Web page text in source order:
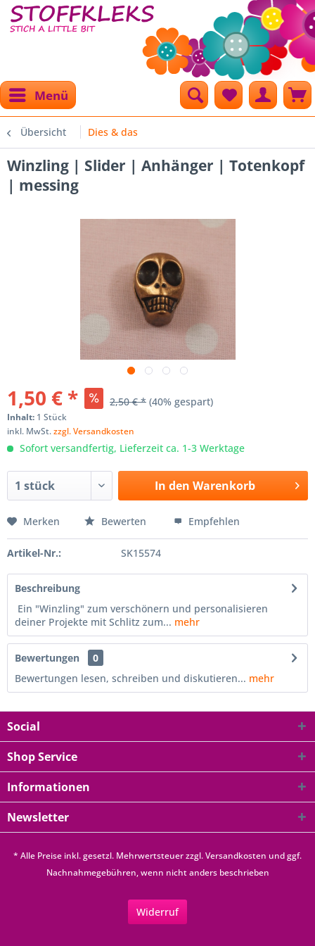
Menü
Übersicht Dies & das
Winzling | Slider | Anhänger | Totenkopf
| messing
1,50 € * 2,50 € * (40% gespart)
Inhalt: 1 Stück
inkl. MwSt.zzgl. Versandkosten
Sofort versandfertig, Lieferzeit ca. 1-3 Werktage
In den Warenkorb
Merken Bewerten Empfehlen
Artikel-Nr.: SK15574
Beschreibung
Ein "Winzling" zum verschönern und personalisieren
deiner Projekte mit Schlitz zum... mehr
Bewertungen
0
Bewertungen lesen, schreiben und diskutieren... mehr
Social
Shop Service
Informationen
Newsletter
* Alle Preise inkl. gesetzl. Mehrwertsteuer zzgl.Versandkosten und ggf.
Nachnahmegebühren, wenn nicht anders beschrieben
Widerruf